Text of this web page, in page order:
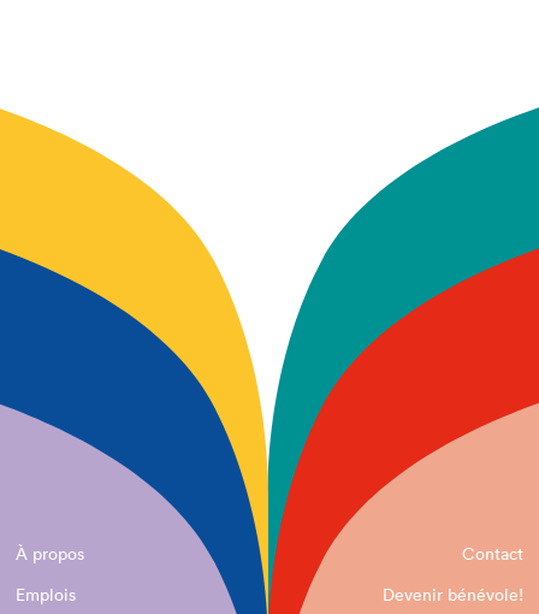
À propos
Contact
Emplois
Devenir bénévole!